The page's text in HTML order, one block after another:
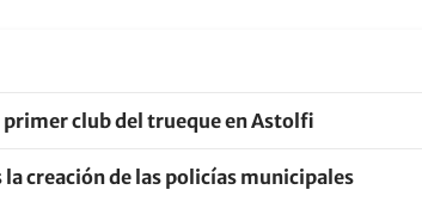
primer club del trueque en Astolfi
creación de las policías municipales